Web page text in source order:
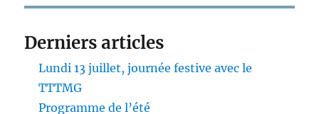
Derniers articles
Lundi 13 juillet, journée festive avec le
TTTMG
Programme de l’été